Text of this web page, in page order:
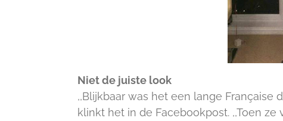
Niet de juiste look
,,Blijkbaar was het een lange
klinkt het in de Facebookpost. ,,Toen